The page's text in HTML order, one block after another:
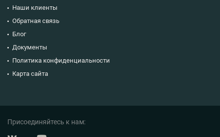
Наши клиенты
Обратная связь
Блог
Документы
Политика конфиденциальности
Карта сайта
Присоединяйтесь к нам: